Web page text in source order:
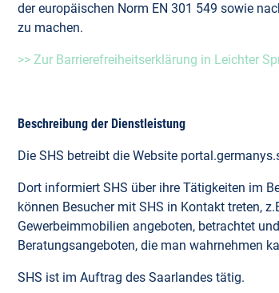
der europäischen Norm EN 301 549 sowie
zu machen.
>> Zur Barrierefreiheitserklärung in Leichter
Beschreibung der Dienstleistung
Die SHS betreibt die Website
Dort informiert SHS über ihre Tätigkeiten im
können Besucher mit SHS in Kontakt treten,
Gewerbeimmobilien angeboten, betrachtet
Beratungsangeboten, die man wahrnehmen
SHS ist im Auftrag des Saarlandes tätig.